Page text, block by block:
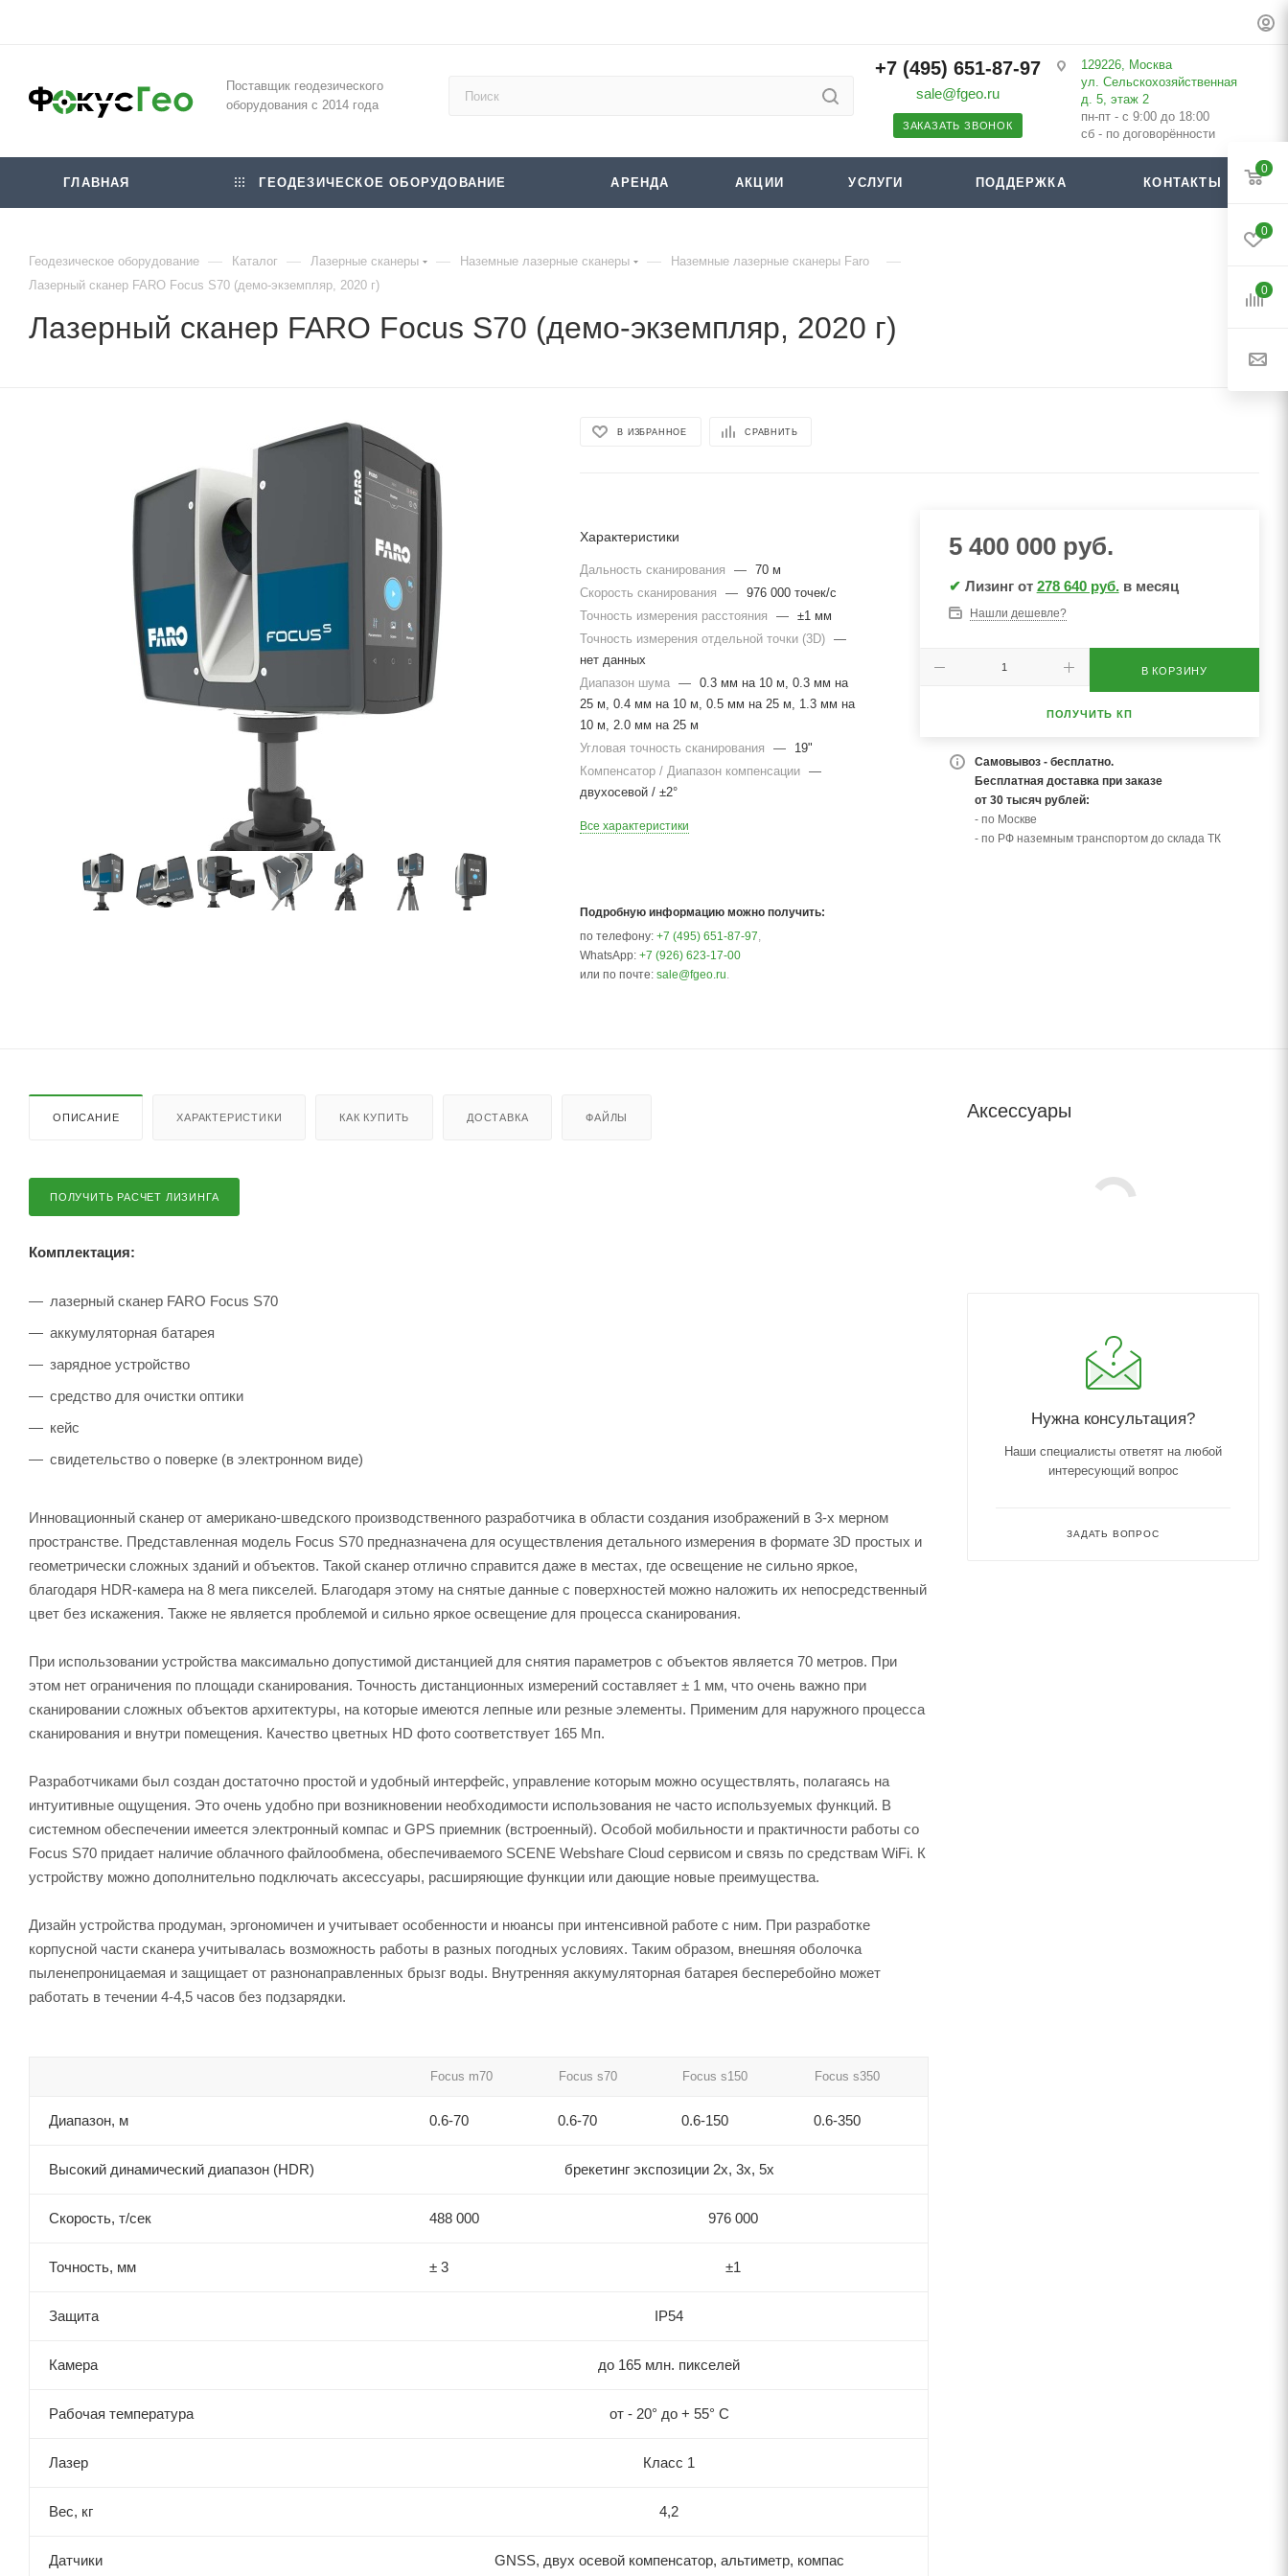
Поставщик геодезического
оборудования с 2014 года
+7 (495) 651-87-97
sale@fgeo.ru
ЗАКАЗАТЬ ЗВОНОК
129226, Москва
ул. Сельскохозяйственная
д. 5, этаж 2
пн-пт - с 9:00 до 18:00
сб - по договорённости
ГЛАВНАЯ ГЕОДЕЗИЧЕСКОЕ ОБОРУДОВАНИЕ АРЕНДА АКЦИИ УСЛУГИ ПОДДЕРЖКА КОНТАКТЫ
Геодезическое оборудование — Каталог — Лазерные сканеры — Наземные лазерные сканеры — Наземные лазерные сканеры Faro —
Лазерный сканер FARO Focus S70 (демо-экземпляр, 2020 г)
Лазерный сканер FARO Focus S70 (демо-экземпляр, 2020 г)
В ИЗБРАННОЕ СРАВНИТЬ
Характеристики
Дальность сканирования —
70 м
Скорость сканирования
—
976 000 точек/с
Точность измерения расстояния
—
±1 мм
Точность измерения отдельной точки (3D)
—
нет данных
Диапазон шума
—
0.3 мм на 10 м, 0.3 мм на
25 м, 0.4 мм на 10 м, 0.5 мм на 25 м, 1.3 мм на
10 м, 2.0 мм на 25 м
Угловая точность сканирования
—
19"
Компенсатор / Диапазон компенсации
—
двухосевой / ±2°
Все характеристики
5 400 000руб.
✔ Лизинг от 278 640 руб.в месяц
Нашли дешевле?
В КОРЗИНУ
ПОЛУЧИТЬ КП
Самовывоз - бесплатно.
Бесплатная доставка при заказе
от 30 тысяч рублей:
- по Москве
- по РФ наземным транспортом до склада ТК
Подробную информацию можно получить:
по телефону:+7 (495) 651-87-97,
WhatsApp:+7 (926) 623-17-00
или по почте:sale@fgeo.ru.
ОПИСАНИЕ ХАРАКТЕРИСТИКИ КАК КУПИТЬ ДОСТАВКА ФАЙЛЫ
ПОЛУЧИТЬ РАСЧЕТ ЛИЗИНГА
Комплектация:
лазерный сканер FARO Focus S70
аккумуляторная батарея
зарядное устройство
средство для очистки оптики
кейс
свидетельство о поверке (в электронном виде)
Инновационный сканер от американо-шведского производственного разработчика в области создания изображений в 3-х мерном
пространстве. Представленная модель Focus S70 предназначена для осуществления детального измерения в формате 3D простых и
геометрически сложных зданий и объектов. Такой сканер отлично справится даже в местах, где освещение не сильно яркое,
благодаря HDR-камера на 8 мега пикселей. Благодаря этому на снятые данные с поверхностей можно наложить их непосредственный
цвет без искажения. Также не является проблемой и сильно яркое освещение для процесса сканирования.
При использовании устройства максимально допустимой дистанцией для снятия параметров с объектов является 70 метров. При
этом нет ограничения по площади сканирования. Точность дистанционных измерений составляет ± 1 мм, что очень важно при
сканировании сложных объектов архитектуры, на которые имеются лепные или резные элементы. Применим для наружного процесса
сканирования и внутри помещения. Качество цветных HD фото соответствует 165 Мп.
Разработчиками был создан достаточно простой и удобный интерфейс, управление которым можно осуществлять, полагаясь на
интуитивные ощущения. Это очень удобно при возникновении необходимости использования не часто используемых функций. В
системном обеспечении имеется электронный компас и GPS приемник (встроенный). Особой мобильности и практичности работы со
Focus S70 придает наличие облачного файлообмена, обеспечиваемого SCENE Webshare Cloud сервисом и связь по средствам WiFi. К
устройству можно дополнительно подключать аксессуары, расширяющие функции или дающие новые преимущества.
Дизайн устройства продуман, эргономичен и учитывает особенности и нюансы при интенсивной работе с ним. При разработке
корпусной части сканера учитывалась возможность работы в разных погодных условиях. Таким образом, внешняя оболочка
пыленепроницаемая и защищает от разнонаправленных брызг воды. Внутренняя аккумуляторная батарея бесперебойно может
работать в течении 4-4,5 часов без подзарядки.
Focus m70 Focus s70 Focus s150 Focus s350
Диапазон, м 0.6-70 0.6-70 0.6-150 0.6-350
Высокий динамический диапазон (HDR) брекетинг экспозиции 2x, 3x, 5x
Скорость, т/сек 488 000 976 000
Точность, мм ± 3 ±1
Защита IP54
Камера до 165 млн. пикселей
Рабочая температура от - 20° до + 55° С
Лазер Класс 1
Вес, кг 4,2
Датчики GNSS, двух осевой компенсатор, альтиметр, компас
Аксессуары
Нужна консультация?
Наши специалисты ответят на любой
интересующий вопрос
ЗАДАТЬ ВОПРОС
0
0
0